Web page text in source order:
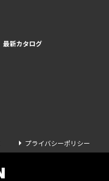
最新カタログ
プライバシーポリシー